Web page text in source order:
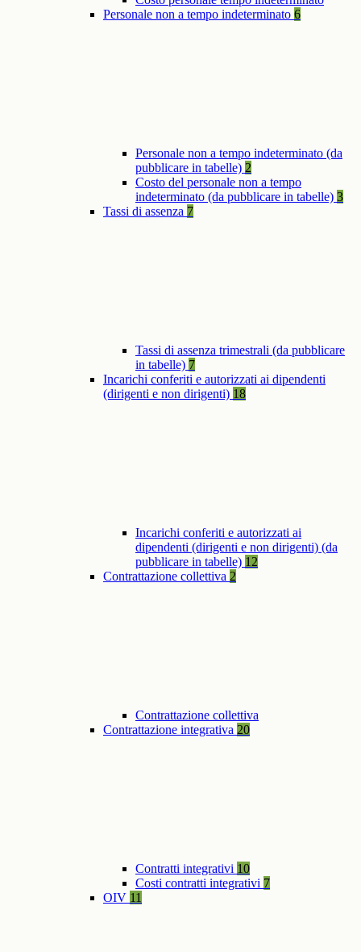
Personale non a tempo indeterminato 6
Personale non a tempo indeterminato (da
pubblicare in tabelle) 2
Costo del personale non a tempo
indeterminato (da pubblicare in tabelle) 3
Tassi di assenza 7
Tassi di assenza trimestrali (da pubblicare
in tabelle) 7
Incarichi conferiti e autorizzati ai dipendenti
(dirigenti e non dirigenti) 18
Incarichi conferiti e autorizzati ai
dipendenti (dirigenti e non dirigenti) (da
pubblicare in tabelle) 12
Contrattazione collettiva 2
Contrattazione collettiva
Contrattazione integrativa 20
Contratti integrativi 10
Costi contratti integrativi 7
OIV 11